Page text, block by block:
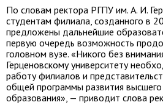
По словам ректора РГПУ им. А. И.
студентам филиала, созданного в
предложены дальнейшие
первую очередь возможность
головном вузе. «Никого без
Герценовскому университету
работу филиалов и
общей программы развития высшего
образования», — приводит слова